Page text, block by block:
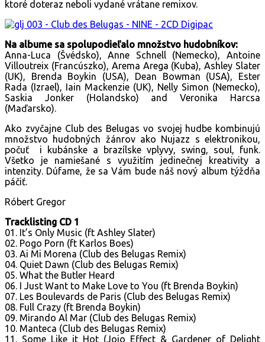
ktoré doteraz neboli vydané vrátane remixov.
Na albume sa spolupodieľalo množstvo hudobníkov:
Anna-Luca (Švédsko), Anne Schnell (Nemecko), Antoine
Villoutreix (Francúszko), Arema Arega (Kuba), Ashley Slater
(UK), Brenda Boykin (USA), Dean Bowman (USA), Ester
Rada (Izrael), Iain Mackenzie (UK), Nelly Simon (Nemecko),
Saskia Jonker (Holandsko) and Veronika Harcsa
(Maďarsko).
Ako zvyčajne Club des Belugas vo svojej hudbe kombinujú
množstvo hudobných žánrov ako Nujazz s elektronikou,
počuť i kubánske a brazílske vplyvy, swing, soul, funk.
Všetko je namiešané s využitím jedinečnej kreativity a
intenzity. Dúfame, že sa Vám bude náš nový album týždňa
páčiť.
Róbert Gregor
Tracklisting CD 1
01. It’s Only Music (ft Ashley Slater)
02. Pogo Porn (ft Karlos Boes)
03. Ai Mi Morena (Club des Belugas Remix)
04. Quiet Dawn (Club des Belugas Remix)
05. What the Butler Heard
06. I Just Want to Make Love to You (ft Brenda Boykin)
07. Les Boulevards de Paris (Club des Belugas Remix)
08. Full Crazy (ft Brenda Boykin)
09. Mirando Al Mar (Club des Belugas Remix)
10. Manteca (Club des Belugas Remix)
11. Some Like it Hot (Jojo Effect & Gardener of Delight